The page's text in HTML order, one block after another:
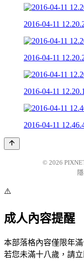
2016-04-11
2016-04-11
2016-04-11
2016-04-11
© 2026
⚠️
成人內容提醒
本部落格內容僅限年
若您未滿十八歲，請立